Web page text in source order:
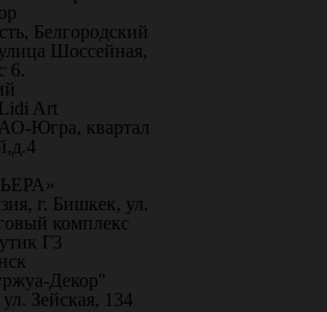
Белгородский
Шоссейная,
6.
Art
Югра, квартал
г. Бишкек, ул.
комплекс
Г3
Декор"
Зейская, 134